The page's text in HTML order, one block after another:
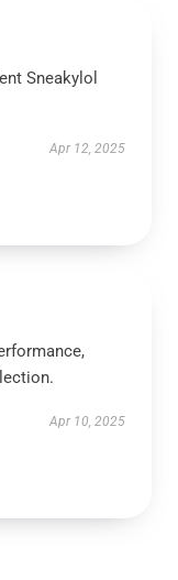
Sneakylol
Apr 12, 2025
Apr 10, 2025